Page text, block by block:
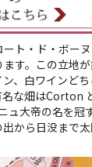
ト・ド・ボー
す。この立地
、白ワインど
名な畑は
ュ大帝の名を冠
から日没まで